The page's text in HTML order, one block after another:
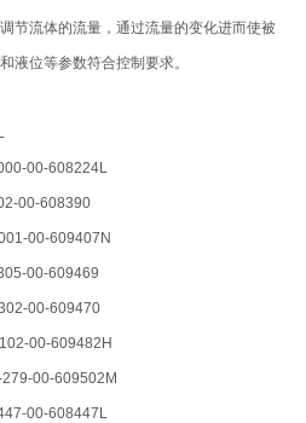
节流体的流量，通过流量的变化进而使被
液位等参数符合控制要求。
00-608224L
00-608390
00-609407N
00-609469
00-609470
00-609482H
00-609502M
00-608447L